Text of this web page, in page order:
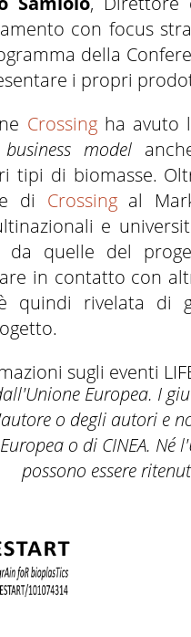
con focus
della
i propri
Crossing ha avuto
business model
tipi di biomasse.
di Crossingal
e
da quelle del
in contatto con
quindi rivelata di
sugli eventi
Europea. I
o degli autori e
o di CINEA. Né
possono essere